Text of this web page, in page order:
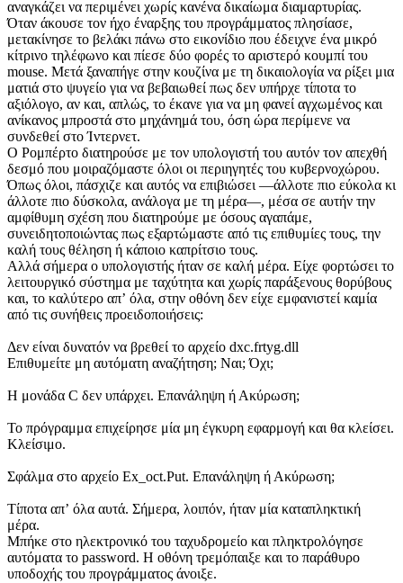
αναγκάζει να περιμένει χωρίς κανένα δικαίωμα διαμαρτυρίας.
Όταν άκουσε τον ήχο έναρξης του προγράμματος πλησίασε,
μετακίνησε το βελάκι πάνω στο εικονίδιο που έδειχνε ένα μικρό
κίτρινο τηλέφωνο και πίεσε δύο φορές το αριστερό κουμπί του
mouse. Μετά ξαναπήγε στην κουζίνα με τη δικαιο­λογία να ρίξει μια
ματιά στο ψυγείο για να βεβαιωθεί πως δεν υπήρχε τίποτα το
αξιόλογο, αν και, απλώς, το έκανε για να μη φανεί αγχωμένος και
ανίκανος μπροστά στο μηχάνημά του, όση ώρα περίμενε να
συνδεθεί στο Ίντερνετ.
Ο Ρομπέρτο διατηρούσε με τον υπολογιστή του αυτόν τον απεχθή
δεσμό που μοιραζόμαστε όλοι οι περιηγητές του κυβερνοχώρου.
Όπως όλοι, πάσχιζε και αυτός να επιβιώσει —άλλοτε πιο εύκολα κι
άλλοτε πιο δύσκολα, ανάλογα με τη μέρα—, μέσα σε αυτήν την
αμφίθυμη σχέση που διατηρούμε με όσους αγαπάμε,
συνειδητοποιώντας πως εξαρτώμαστε από τις επιθυμίες τους, την
καλή τους θέληση ή κάποιο καπρίτσιο τους.
Αλλά σήμερα ο υπολογιστής ήταν σε καλή μέρα. Είχε φορτώσει το
λειτουργικό σύστημα με ταχύτητα και χωρίς παράξενους θορύβους
και, το καλύτερο απʼ όλα, στην οθόνη δεν είχε εμφανιστεί καμία
από τις συνήθεις προειδοποιήσεις:
Δεν είναι δυνατόν να βρεθεί το αρχείο dxc.frtyg.dll
Επιθυμείτε μη αυτόματη αναζήτηση; Ναι; Όχι;
Η μονάδα C δεν υπάρχει. Επανάληψη ή Ακύρωση;
Το πρόγραμμα επιχείρησε μία μη έγκυρη εφαρμογή και θα κλείσει.
Κλείσιμο.
Σφάλμα στο αρχείο Ex_oct.Put. Επανάληψη ή Ακύρωση;
Τίποτα απʼ όλα αυτά. Σήμερα, λοιπόν, ήταν μία καταπληκτική
μέρα.
Μπήκε στο ηλεκτρονικό του ταχυδρομείο και πληκτρολόγησε
αυτόματα το password. Η οθόνη τρεμόπαιξε και το παράθυρο
υποδοχής του προγράμματος άνοιξε.